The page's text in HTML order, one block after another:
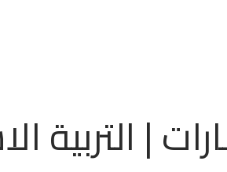
| التربية